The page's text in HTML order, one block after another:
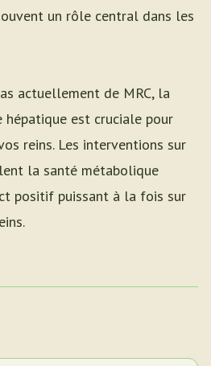
un rôle central dans les
actuellement de MRC, la
est cruciale pour
reins. Les interventions sur
la santé métabolique
positif puissant à la fois sur